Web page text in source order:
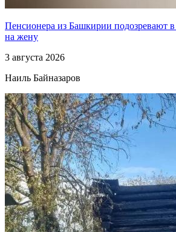
Пенсионера из Башкирии подозревают
на жену
3 августа 2026
Наиль Байназаров